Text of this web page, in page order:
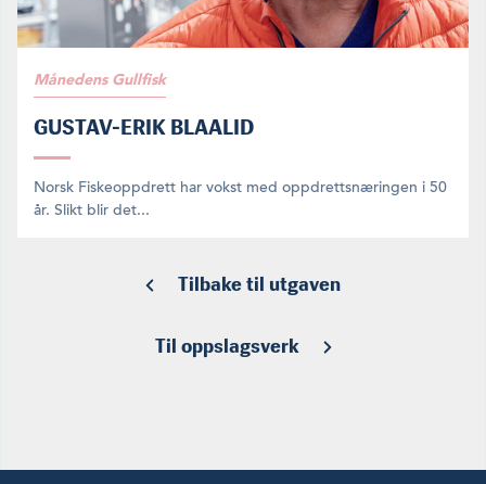
Månedens Gullfisk
GUSTAV-ERIK BLAALID
Norsk Fiskeoppdrett har vokst med oppdrettsnæringen i 50
år. Slikt blir det...
Tilbake til utgaven
Til oppslagsverk